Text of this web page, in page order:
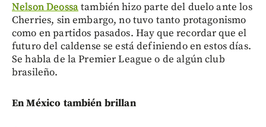
Nelson Deossatambién hizo parte del duelo ante los
Cherries, sin embargo, no tuvo tanto protagonismo
como en partidos pasados. Hay que recordar que el
futuro del caldense se está definiendo en estos días.
Se habla de la Premier League o de algún club
brasileño.
En México también brillan